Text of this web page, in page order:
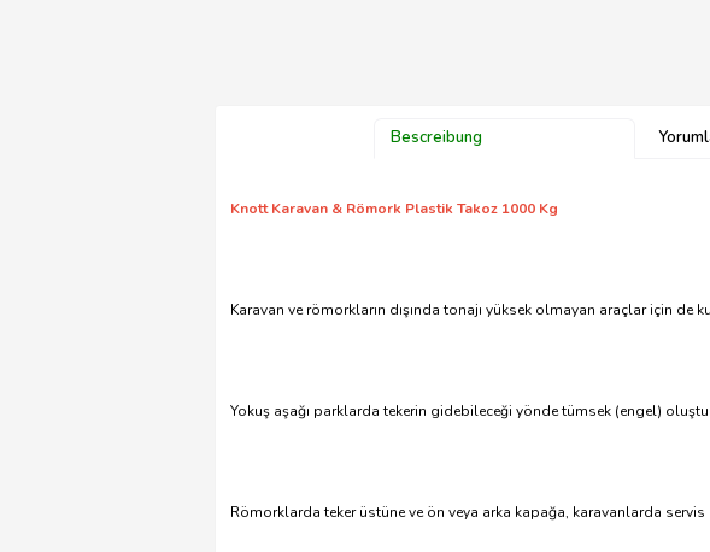
Bescreibung
Knott Karavan & Römork Plastik Takoz 1000 Kg
Karavan ve römorkların dışında tonajı yüksek olmayan araçlar için de
Yokuş aşağı parklarda tekerin gidebileceği yönde tümsek (engel)
Römorklarda teker üstüne ve ön veya arka kapağa, karavanlarda servis